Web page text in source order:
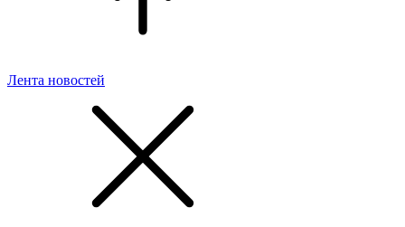
Лента новостей